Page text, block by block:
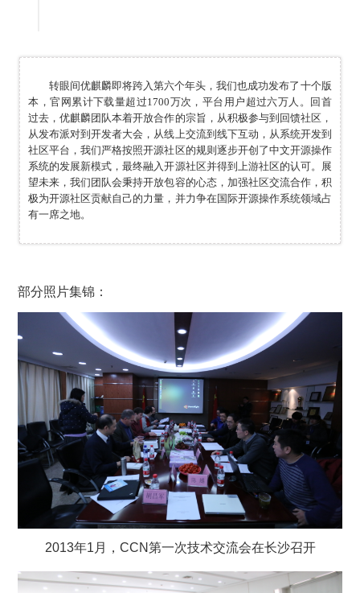
转眼间优麒麟即将跨入第六个年头，我们也成功发布了十个版
本，官网累计下载量超过1700万次，平台用户超过六万人。回首
过去，优麒麟团队本着开放合作的宗旨，从积极参与到回馈社区，
从发布派对到开发者大会，从线上交流到线下互动，从系统开发到
社区平台，我们严格按照开源社区的规则逐步开创了中文开源操作
系统的发展新模式，最终融入开源社区并得到上游社区的认可。展
望未来，我们团队会秉持开放包容的心态，加强社区交流合作，积
极为开源社区贡献自己的力量，并力争在国际开源操作系统领域占
有一席之地。
部分照片集锦：
2013年1月，CCN第一次技术交流会在长沙召开